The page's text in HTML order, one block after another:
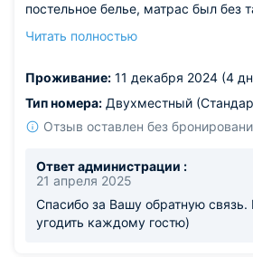
постельное белье, матрас был без
вкусно. Персонал приветливый и
сезон, но сейчас просто отличная.
Читать полностью
Проживание: 11 декабря 2024 (4
Тип номера: Двухместный
Отзыв оставлен без
Ответ администрации :
21 апреля 2025
Спасибо за Вашу обратную
угодить каждому гостю)